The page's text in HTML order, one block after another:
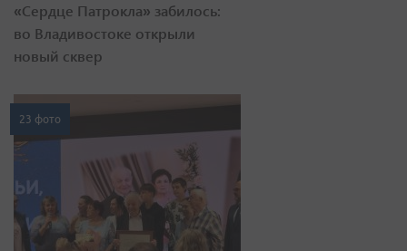
«Сердце Патрокла» забилось:
во Владивостоке открыли
новый сквер
23 фото